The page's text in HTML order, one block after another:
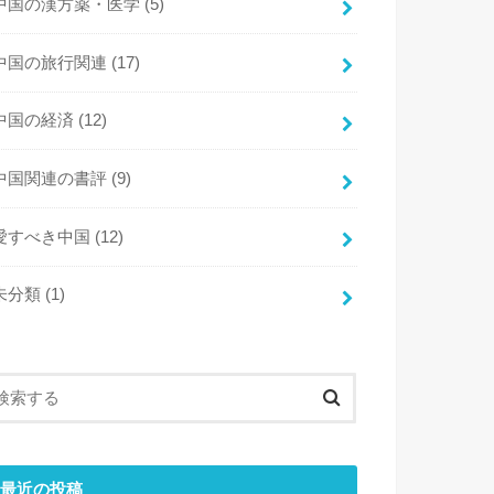
国の漢方薬・医学 (5)
国の旅行関連 (17)
国の経済 (12)
国関連の書評 (9)
すべき中国 (12)
分類 (1)
最近の投稿